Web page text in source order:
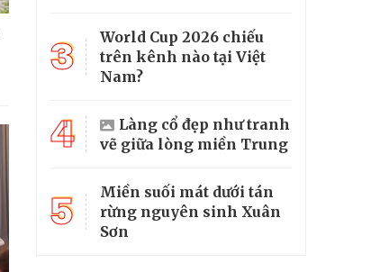
3
World Cup 2026 chiếu
trên kênh nào tại Việt
Nam?
4
Làng cổ đẹp như tranh
vẽ giữa lòng miền Trung
5
Miền suối mát dưới tán
rừng nguyên sinh Xuân
Sơn